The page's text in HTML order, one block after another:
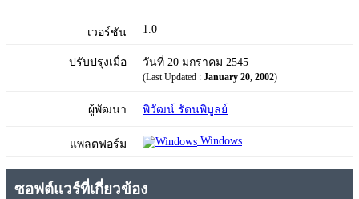
เวอร์ชัน 1.0
ปรับปรุงเมื่อ วันที่ 20 มกราคม 2545
(Last Updated : January 20, 2002)
ผู้พัฒนา พิวัฒน์ รัตนพิบูลย์
แพลตฟอร์ม Windows
ซอฟต์แวร์ที่เกี่ยวข้อง